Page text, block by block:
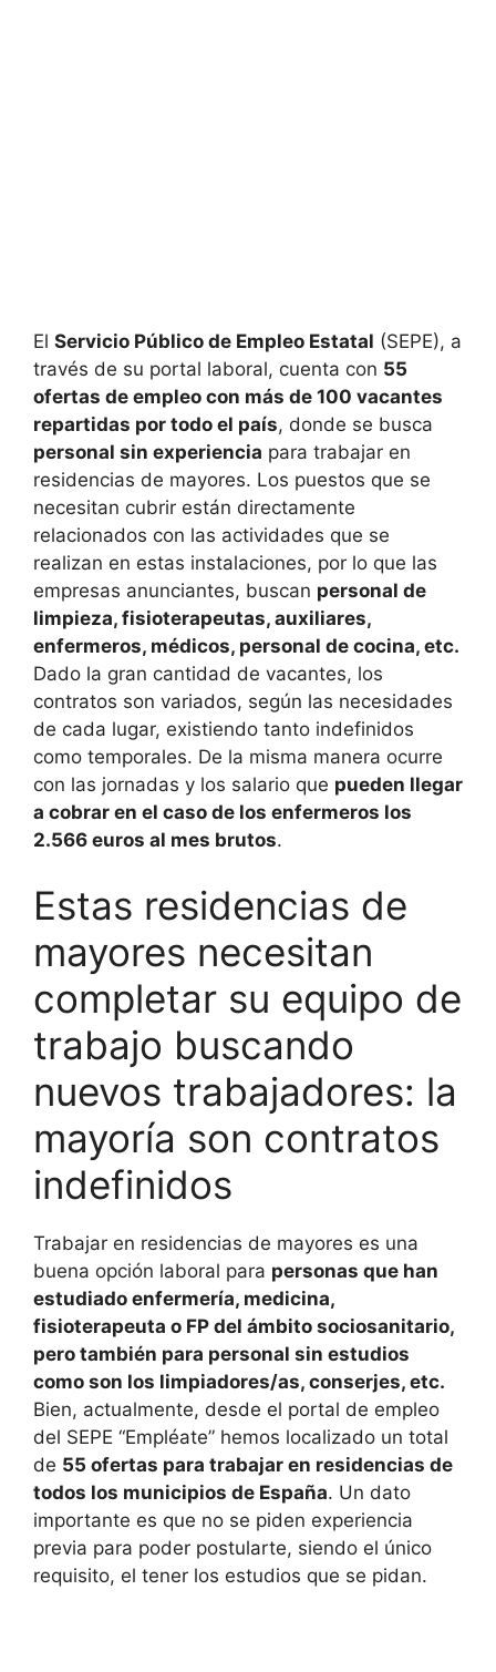
El Servicio Público de Empleo Estatal (SEPE), a
través de su portal laboral, cuenta con 55
ofertas de empleo con más de 100 vacantes
repartidas por todo el país, donde se busca
personal sin experiencia para trabajar en
residencias de mayores. Los puestos que se
necesitan cubrir están directamente
relacionados con las actividades que se
realizan en estas instalaciones, por lo que las
empresas anunciantes, buscan personal de
limpieza, fisioterapeutas, auxiliares,
enfermeros, médicos, personal de cocina, etc.
Dado la gran cantidad de vacantes, los
contratos son variados, según las necesidades
de cada lugar, existiendo tanto indefinidos
como temporales. De la misma manera ocurre
con las jornadas y los salario que pueden llegar
a cobrar en el caso de los enfermeros los
2.566 euros al mes brutos.
Estas residencias de
mayores necesitan
completar su equipo de
trabajo buscando
nuevos trabajadores: la
mayoría son contratos
indefinidos
Trabajar en residencias de mayores es una
buena opción laboral para personas que han
estudiado enfermería, medicina,
fisioterapeuta o FP del ámbito sociosanitario,
pero también para personal sin estudios
como son los limpiadores/as, conserjes, etc.
Bien, actualmente, desde el portal de empleo
del SEPE “Empléate” hemos localizado un total
de 55 ofertas para trabajar en residencias de
todos los municipios de España. Un dato
importante es que no se piden experiencia
previa para poder postularte, siendo el único
requisito, el tener los estudios que se pidan.